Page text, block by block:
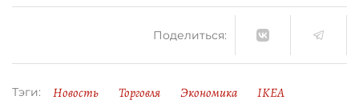
Поделиться:
Тэги: Новость Торговля Экономика IKEA